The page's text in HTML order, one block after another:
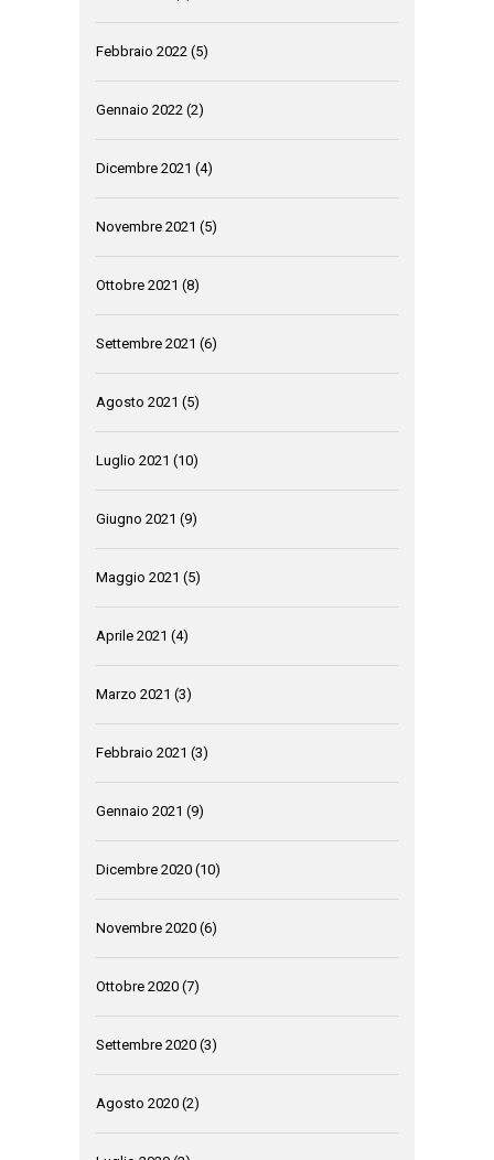
Febbraio 2022 (5)
Gennaio 2022 (2)
Dicembre 2021 (4)
Novembre 2021 (5)
Ottobre 2021 (8)
Settembre 2021 (6)
Agosto 2021 (5)
Luglio 2021 (10)
Giugno 2021 (9)
Maggio 2021 (5)
Aprile 2021 (4)
Marzo 2021 (3)
Febbraio 2021 (3)
Gennaio 2021 (9)
Dicembre 2020 (10)
Novembre 2020 (6)
Ottobre 2020 (7)
Settembre 2020 (3)
Agosto 2020 (2)